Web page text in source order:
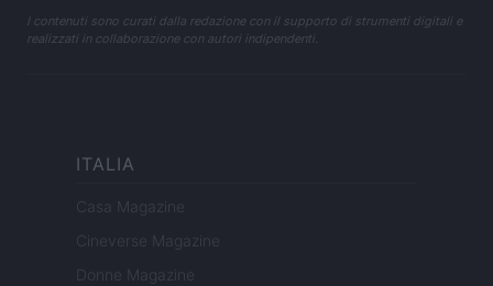
I contenuti sono curati dalla redazione con il supporto di strumenti digitali e
realizzati in collaborazione con autori indipendenti.
ITALIA
Casa Magazine
Cineverse Magazine
Donne Magazine